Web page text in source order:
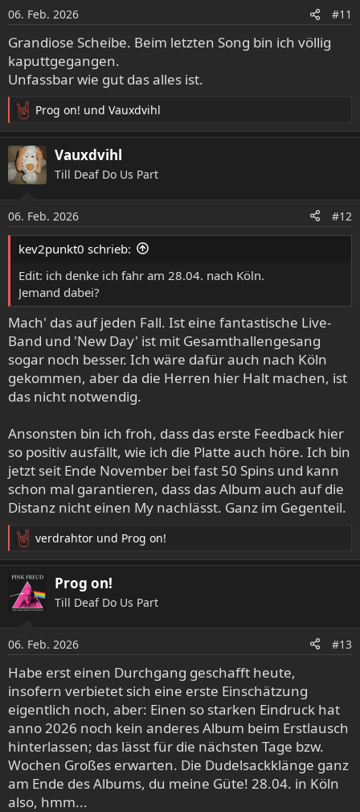
n
e
n
:
06. Feb. 2026 #11
Grandiose Scheibe. Beim letzten Song bin ich völlig
kaputtgegangen.
Unfassbar wie gut das alles ist.
R
e
a
k
t
n
e
n
Prog on! und Vauxdvihl
Vauxdvihl
Till Deaf Do Us Part
06. Feb. 2026 #12
kev2punkt0 schrieb:
Edit: ich denke ich fahr am 28.04. nach Köln.
Jemand dabei?
Mach' das auf jeden Fall. Ist eine fantastische Live-
Band und 'New Day' ist mit Gesamthallengesang
sogar noch besser. Ich wäre dafür auch nach Köln
gekommen, aber da die Herren hier Halt machen, ist
das nicht notwendig.
Ansonsten bin ich froh, dass das erste Feedback hier
so positiv ausfällt, wie ich die Platte auch höre. Ich bin
jetzt seit Ende November bei fast 50 Spins und kann
schon mal garantieren, dass das Album auch auf die
Distanz nicht einen My nachlässt. Ganz im Gegenteil.
R
e
a
k
t
n
e
n
verdrahtor und Prog on!
Prog on!
Till Deaf Do Us Part
06. Feb. 2026 #13
Habe erst einen Durchgang geschafft heute,
insofern verbietet sich eine erste Einschätzung
eigentlich noch, aber: Einen so starken Eindruck hat
anno 2026 noch kein anderes Album beim Erstlausch
hinterlassen; das lässt für die nächsten Tage bzw.
Wochen Großes erwarten. Die Dudelsackklänge ganz
am Ende des Albums, du meine Güte! 28.04. in Köln
also, hmm...